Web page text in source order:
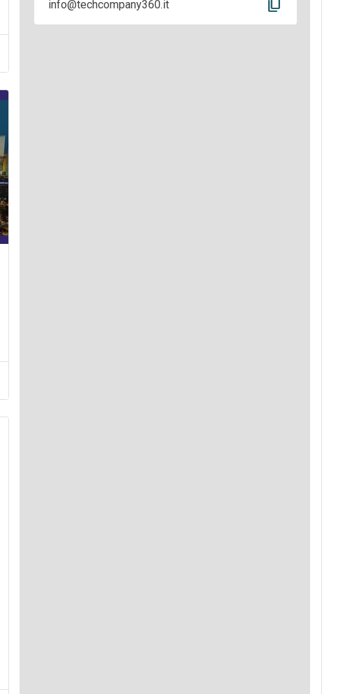
info@techcompany360.it content_copy